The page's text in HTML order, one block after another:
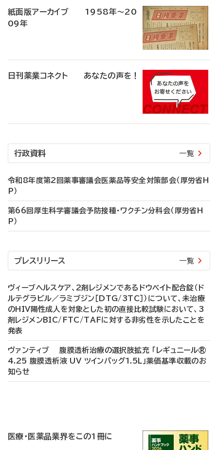
紙面版アーカイブ 1958年～20
09年
日刊薬業コネクト あなたの声を！
行政資料 一覧
令和8年度第2回薬事審議会医薬品等安全対策部会（厚労省H
P）
第66回厚生科学審議会予防接種・ワクチン分科会（厚労省H
P）
プレスリリース 一覧
ヴィーブヘルスケア、2剤レジメンであるドウベイト配合錠（ド
ルテグラビル／ラミブジン［DTG/3TC］）について、未治療
のHIV陽性成人を対象とした初の直接比較試験において、3
剤レジメンBIC/FTC/TAFに対する非劣性を示したことを
発表
ヴァンティブ 腹膜透析治療の選択肢拡充 「レギュニール®
4.25 腹膜透析液 UV ツインバッグ1.5L」薬価基準収載のお
知らせ
医療・医薬品業界をこの1冊に